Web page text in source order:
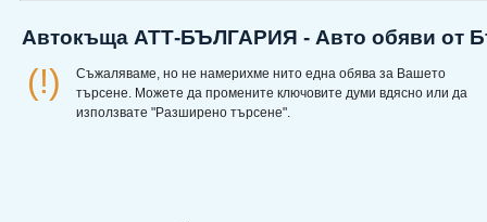
Автокъща АТТ-БЪЛГАРИЯ - Авто обяви от
(!)
Съжаляваме, но не намерихме нито една обява за Вашето
търсене. Можете да промените ключовите думи вдясно или да
използвате "Разширено търсене".